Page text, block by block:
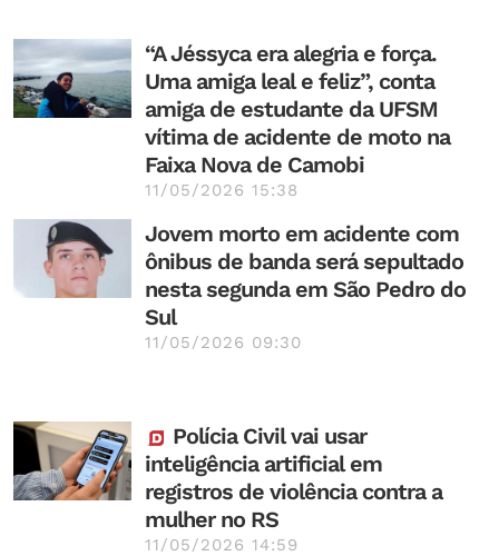
“A Jéssyca era alegria e força.
Uma amiga leal e feliz”, conta
amiga de estudante da UFSM
vítima de acidente de moto na
Faixa Nova de Camobi
11/05/2026 15:38
Jovem morto em acidente com
ônibus de banda será sepultado
nesta segunda em São Pedro do
Sul
11/05/2026 09:30
Polícia Civil vai usar
inteligência artificial em
registros de violência contra a
mulher no RS
11/05/2026 14:59